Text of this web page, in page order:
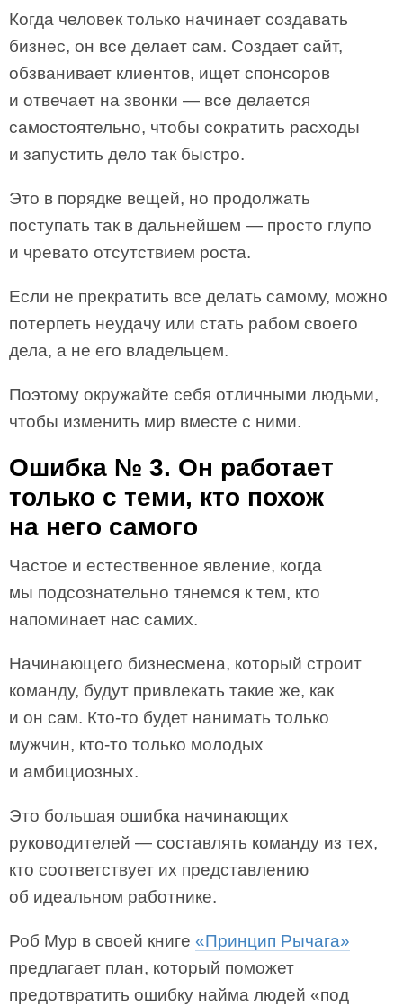
Когда человек только начинает создавать
бизнес, он все делает сам. Создает сайт,
обзванивает клиентов, ищет спонсоров
и отвечает на звонки — все делается
самостоятельно, чтобы сократить расходы
и запустить дело так быстро.
Это в порядке вещей, но продолжать
поступать так в дальнейшем — просто глупо
и чревато отсутствием роста.
Если не прекратить все делать самому, можно
потерпеть неудачу или стать рабом своего
дела, а не его владельцем.
Поэтому окружайте себя отличными людьми,
чтобы изменить мир вместе с ними.
Ошибка № 3. Он работает
только с теми, кто похож
на него самого
Частое и естественное явление, когда
мы подсознательно тянемся к тем, кто
напоминает нас самих.
Начинающего бизнесмена, который строит
команду, будут привлекать такие же, как
и он сам. Кто-то будет нанимать только
мужчин, кто-то только молодых
и амбициозных.
Это большая ошибка начинающих
руководителей — составлять команду из тех,
кто соответствует их представлению
об идеальном работнике.
Роб Мур в своей книге «Принцип Рычага»
предлагает план, который поможет
предотвратить ошибку найма людей «под